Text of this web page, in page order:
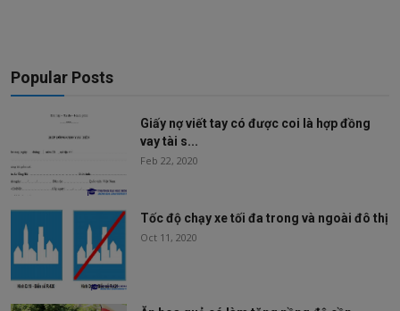
Popular Posts
Giấy nợ viết tay có được coi là hợp đồng
vay tài s...
Feb 22, 2020
Tốc độ chạy xe tối đa trong và ngoài đô thị
Oct 11, 2020